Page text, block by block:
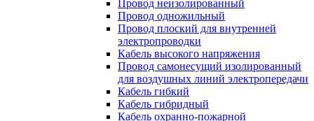
Провод неизолированный
Провод одножильный
Провод плоский для внутренней
электропроводки
Кабель высокого напряжения
Провод самонесущий изолированный
для воздушных линий электропередачи
Кабель гибкий
Кабель гибридный
Кабель охранно-пожарной